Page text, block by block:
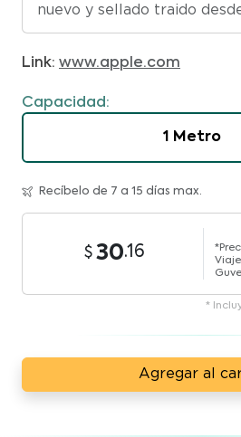
nuevo y sellado traido
con un viajero de Guvery.
Link: www.apple.com
Capacidad:
1 Metro
Recíbelo de 7 a 15 días max.
30.16
*
Agregar al